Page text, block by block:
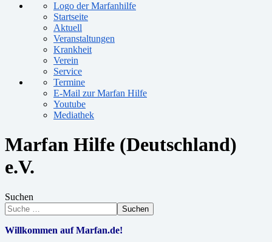
Logo der Marfanhilfe
Startseite
Aktuell
Veranstaltungen
Krankheit
Verein
Service
Termine
E-Mail zur Marfan Hilfe
Youtube
Mediathek
Marfan Hilfe (Deutschland)
e.V.
Suchen
Suchen
Willkommen auf Marfan.de!